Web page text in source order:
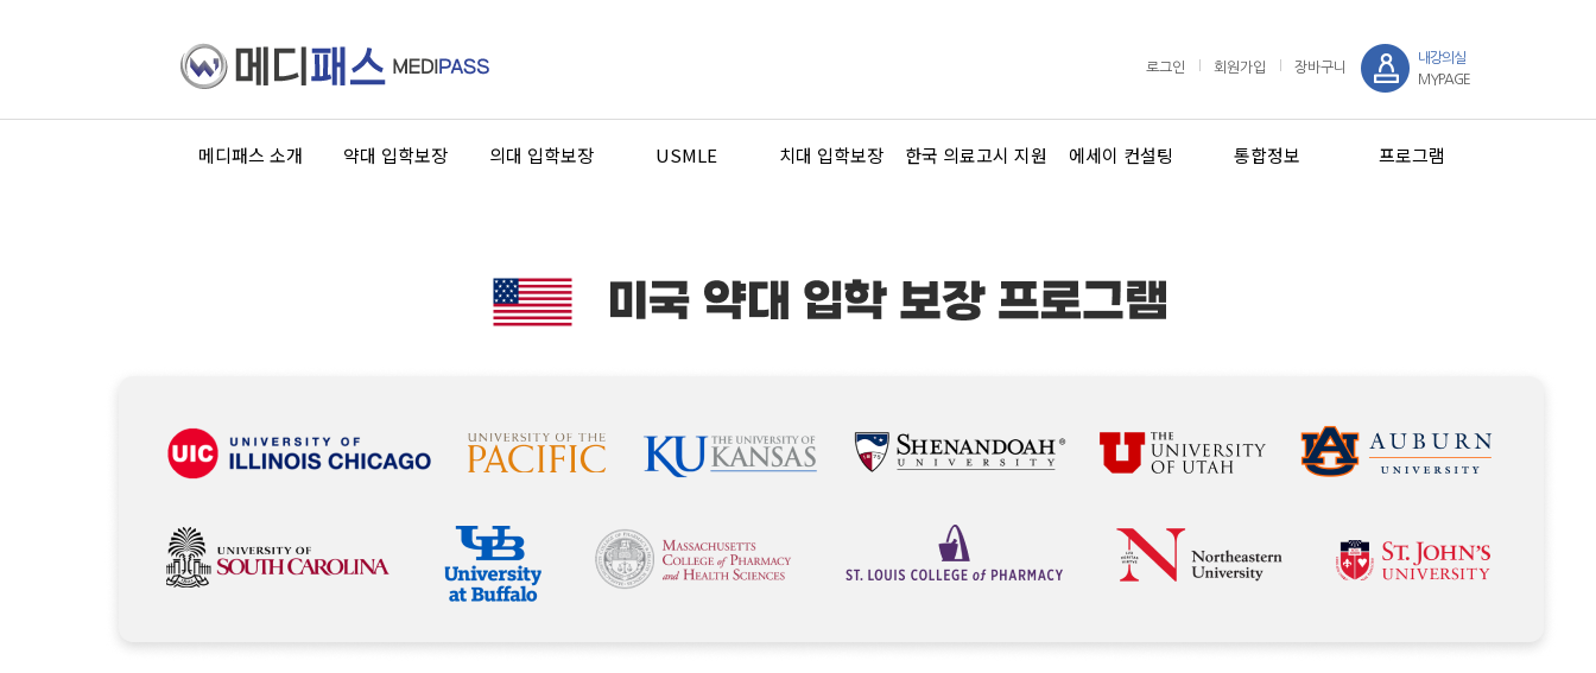
로그인 회원가입 장바구니
내강의실
MYPAGE
메디패스 소개 약대 입학보장 의대 입학보장 USMLE 치대 입학보장 한국 의료고시 지원 에세이 컨설팅 통합정보 프로그램